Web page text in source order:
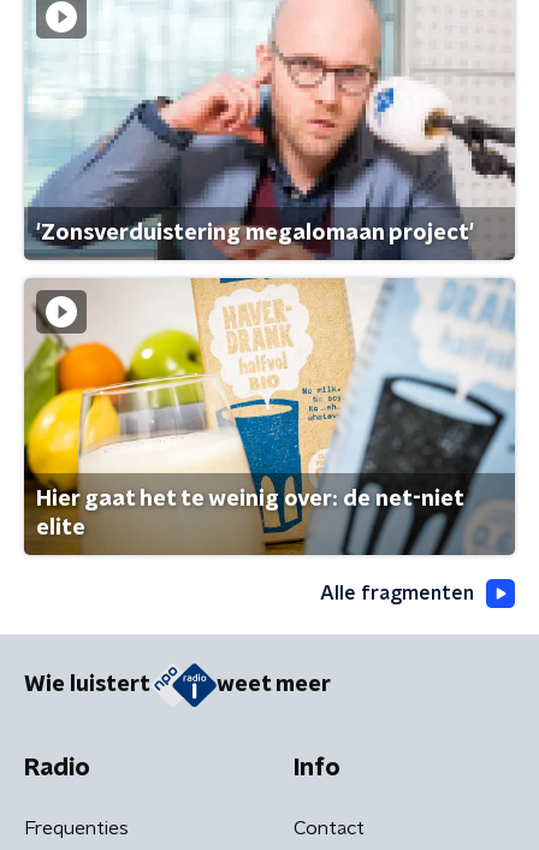
'Zonsverduistering megalomaan project'
Hier gaat het te weinig over: de net-niet
elite
Alle fragmenten
Wie luistert weet meer
Radio
Frequenties
Info
Contact